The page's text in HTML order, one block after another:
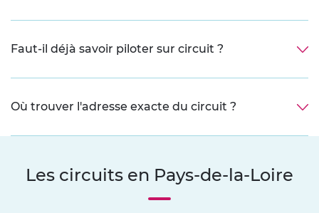
Faut-il déjà savoir piloter sur circuit ?
Où trouver l'adresse exacte du circuit ?
Les circuits en Pays-de-la-Loire